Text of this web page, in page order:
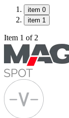
item 0
item 1
Item 1 of 2